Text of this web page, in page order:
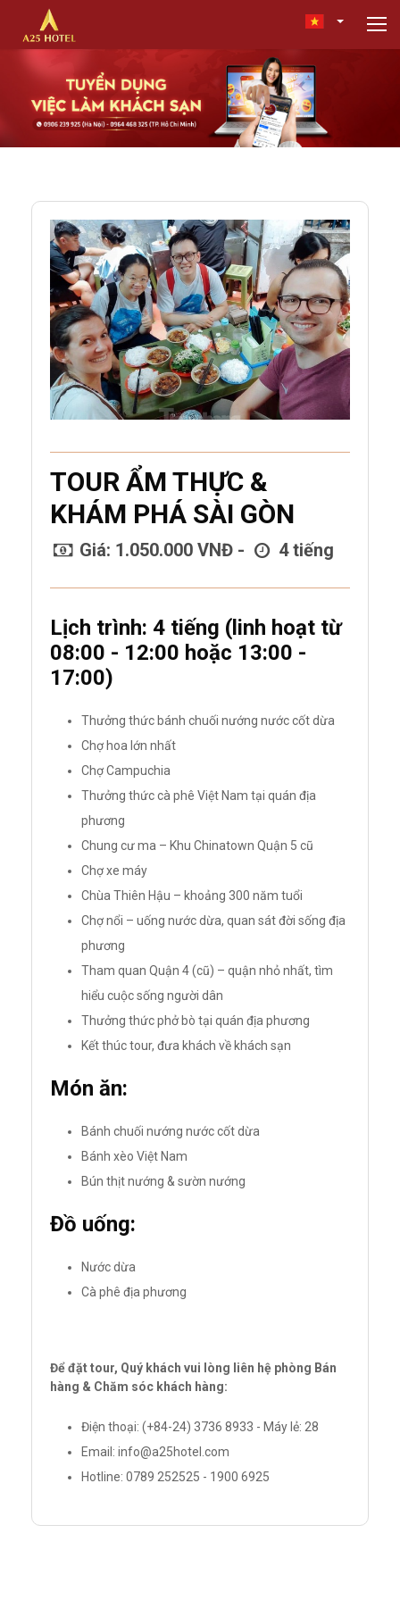
TOUR ẨM THỰC &
KHÁM PHÁ SÀI GÒN
Giá: 1.050.000 VNĐ - 4 tiếng
Lịch trình: 4 tiếng (linh hoạt từ
08:00 - 12:00 hoặc 13:00 -
17:00)
Thưởng thức bánh chuối nướng nước cốt dừa
Chợ hoa lớn nhất
Chợ Campuchia
Thưởng thức cà phê Việt Nam tại quán địa
phương
Chung cư ma – Khu Chinatown Quận 5 cũ
Chợ xe máy
Chùa Thiên Hậu – khoảng 300 năm tuổi
Chợ nổi – uống nước dừa, quan sát đời sống địa
phương
Tham quan Quận 4 (cũ) – quận nhỏ nhất, tìm
hiểu cuộc sống người dân
Thưởng thức phở bò tại quán địa phương
Kết thúc tour, đưa khách về khách sạn
Món ăn:
Bánh chuối nướng nước cốt dừa
Bánh xèo Việt Nam
Bún thịt nướng & sườn nướng
Đồ uống:
Nước dừa
Cà phê địa phương
Để đặt tour, Quý khách vui lòng liên hệ phòng Bán
hàng & Chăm sóc khách hàng:
Điện thoại: (+84-24) 3736 8933 - Máy lẻ: 28
Email: info@a25hotel.com
Hotline: 0789 252525 - 1900 6925